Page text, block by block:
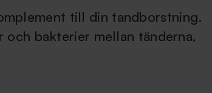
till din tandborstning.
bakterier mellan tänderna,